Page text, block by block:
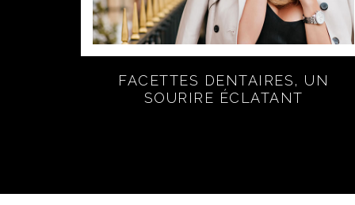
FACETTES DENTAIRES, UN
SOURIRE ÉCLATANT